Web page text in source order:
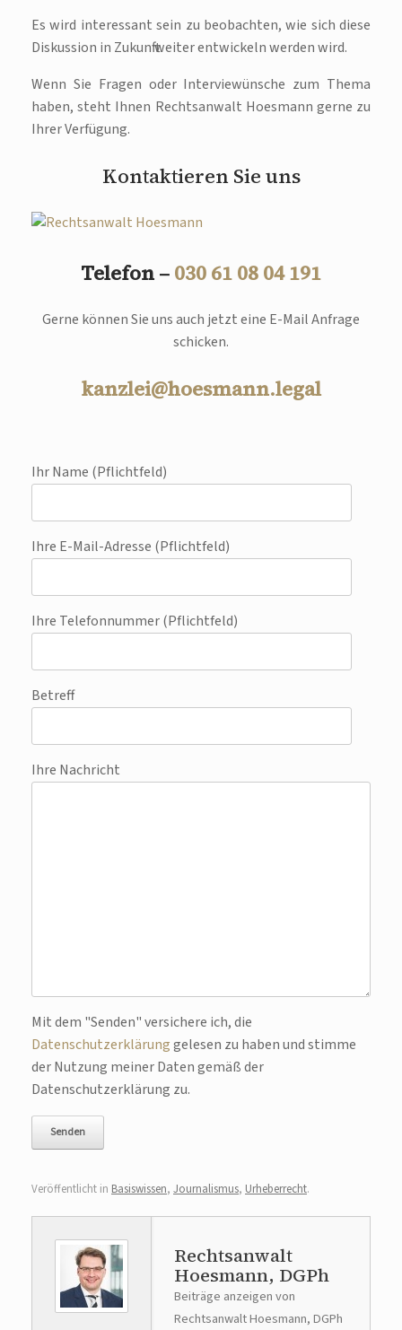
Es wird interessant sein zu beobachten, wie sich diese
Diskussion in Zukunft weiter entwickeln werden wird.
Wenn Sie Fragen oder Interviewünsche zum Thema
haben, steht Ihnen Rechtsanwalt Hoesmann gerne zu
Ihrer Verfügung.
Kontaktieren Sie uns
Telefon – 030 61 08 04 191
Gerne können Sie uns auch jetzt eine E-Mail Anfrage
schicken.
kanzlei@hoesmann.legal
Ihr Name (Pflichtfeld)
Ihre E-Mail-Adresse (Pflichtfeld)
Ihre Telefonnummer (Pflichtfeld)
Betreff
Ihre Nachricht
Bitte lasse dieses Feld leer.
Mit dem "Senden" versichere ich, die
Datenschutzerklärunggelesen zu haben und stimme
der Nutzung meiner Daten gemäß der
Datenschutzerklärung zu.
Veröffentlicht in Basiswissen, Journalismus, Urheberrecht.
Rechtsanwalt
Hoesmann, DGPh
Beiträge anzeigen von
Rechtsanwalt Hoesmann, DGPh